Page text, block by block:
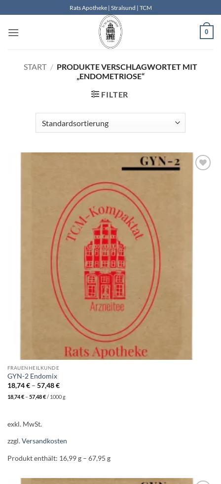
Inhalt
springen
Rats Apotheke | Stralsund | TCM
0
START / PRODUKTE VERSCHLAGWORTET MIT
„ENDOMETRIOSE“
FILTER
FRAUENHEILKUNDE
GYN-2 Endomix
18,74€– 57,48€
18,74€–57,48€/ 1000g
exkl. MwSt.
zzgl.Versandkosten
Produkt enthält: 16,99g– 67,95 g